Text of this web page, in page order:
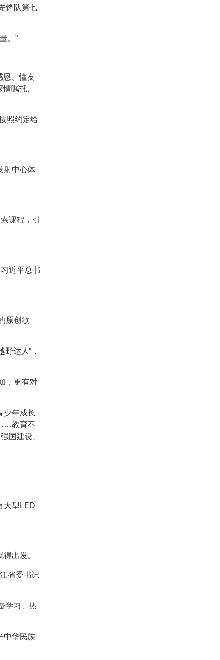
锋队第七
。”
恩、懂友
嘱托、
照约定给
射中心体
课程，引
近平总书
原创歌
达人”，
，更有对
少年成长
……教育不
国建设、
大型LED
出发。
省委书记
学习、热
中华民族